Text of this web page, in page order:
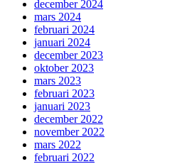
december 2024
mars 2024
februari 2024
januari 2024
december 2023
oktober 2023
mars 2023
februari 2023
januari 2023
december 2022
november 2022
mars 2022
februari 2022